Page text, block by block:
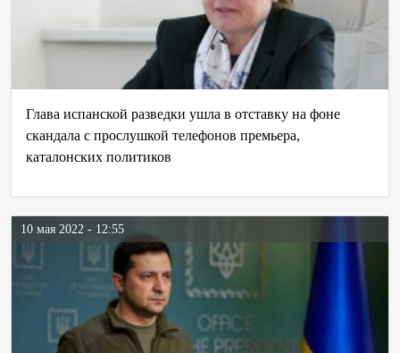
Глава испанской разведки ушла в отставку на фоне
скандала с прослушкой телефонов премьера,
каталонских политиков
10 мая 2022 - 12:55